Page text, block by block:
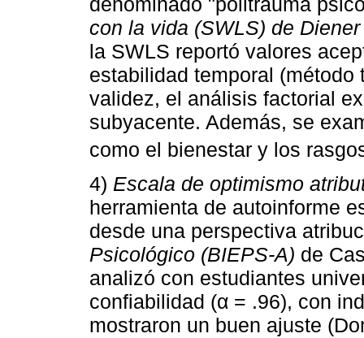
con la vida (SWLS) de
la SWLS reportó valores
estabilidad temporal
validez, el análisis factorial
subyacente. Además, se
como el bienestar y los
4) Escala de optimismo
herramienta de autoinforme
desde una perspectiva
Psicológico (BIEPS-A) de
analizó con estudiantes
confiabilidad (α = .96), con
mostraron un buen ajuste